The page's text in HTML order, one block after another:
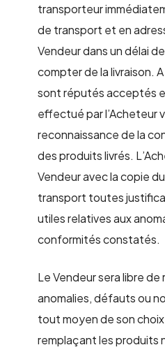
transporteur
de transport et en
Vendeur dans un délai
compter de la livraison.
sont réputés acceptés
effectué par l’Acheteur
reconnaissance de la
des produits livrés.
Vendeur avec la copie
transport toutes
utiles relatives aux
conformités constatés.
Le Vendeur sera libre de
anomalies, défauts ou
tout moyen de son
remplaçant les produits